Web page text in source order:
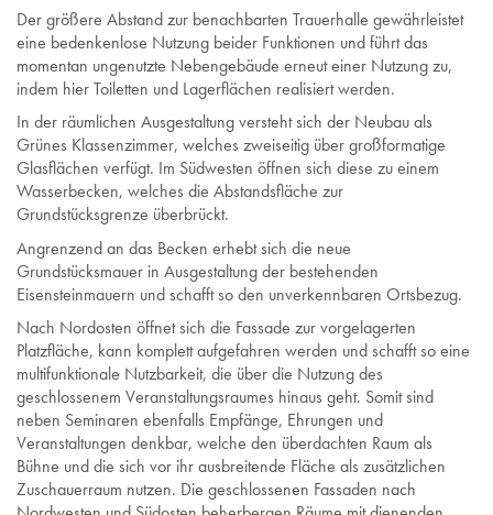
Der größere Abstand zur benachbarten Trauerhalle gewährleistet
eine bedenkenlose Nutzung beider Funktionen und führt das
momentan ungenutzte Nebengebäude erneut einer Nutzung zu,
indem hier Toiletten und Lagerflächen realisiert werden.
In der räumlichen Ausgestaltung versteht sich der Neubau als
Grünes Klassenzimmer, welches zweiseitig über großformatige
Glasflächen verfügt. Im Südwesten öffnen sich diese zu einem
Wasserbecken, welches die Abstandsfläche zur
Grundstücksgrenze überbrückt.
Angrenzend an das Becken erhebt sich die neue
Grundstücksmauer in Ausgestaltung der bestehenden
Eisensteinmauern und schafft so den unverkennbaren Ortsbezug.
Nach Nordosten öffnet sich die Fassade zur vorgelagerten
Platzfläche, kann komplett aufgefahren werden und schafft so eine
multifunktionale Nutzbarkeit, die über die Nutzung des
geschlossenem Veranstaltungsraumes hinaus geht. Somit sind
neben Seminaren ebenfalls Empfänge, Ehrungen und
Veranstaltungen denkbar, welche den überdachten Raum als
Bühne und die sich vor ihr ausbreitende Fläche als zusätzlichen
Zuschauerraum nutzen. Die geschlossenen Fassaden nach